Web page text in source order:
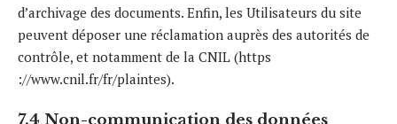
d’archivage des documents. Enfin, les Utilisateurs du site
peuvent déposer une réclamation auprès des autorités de
contrôle, et notamment de la CNIL (https
://www.cnil.fr/fr/plaintes).
7.4 Non-communication des données